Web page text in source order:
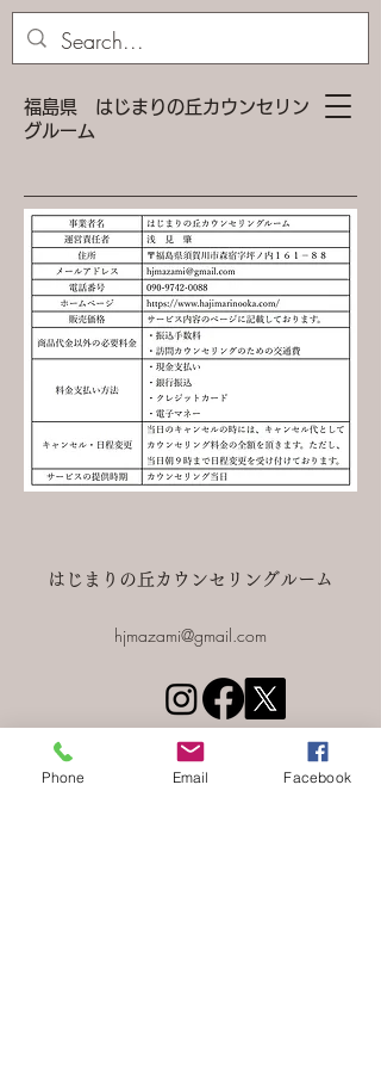
福島県 はじまりの丘カウンセリン
グルーム
はじまりの丘カウンセリングルーム
hjmazami@gmail.com
©2022 はじまりの丘カウンセリングルーム。
Wix.com で作成されました。
Phone Email Facebook